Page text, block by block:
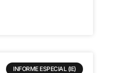
INFORME ESPECIAL (IE)